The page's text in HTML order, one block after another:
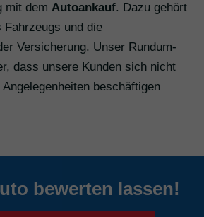
mit dem Autoankauf. Dazu gehört
Fahrzeugs und die
Versicherung. Unser Rundum-
dass unsere Kunden sich nicht
beschäftigen
bewerten lassen!